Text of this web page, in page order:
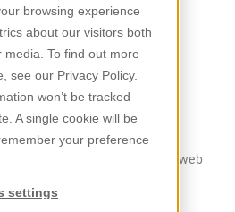
browsing experience
about our visitors both
To find out more
see our Privacy Policy.
won’t be tracked
A single cookie will be
your preference
settings
diciembre de 2024
Hing", "nosotros", "nos" o
con la protección de tu
Privacidad describe cómo
y protegemos la
a través de nuestro sitio web
de California (CCPA) y el